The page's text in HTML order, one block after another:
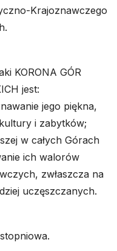
Krajoznawczego
KORONA GÓR
jest:
jego piękna,
i zabytków;
w całych Górach
ich walorów
zwłaszcza na
uczęszczanych.